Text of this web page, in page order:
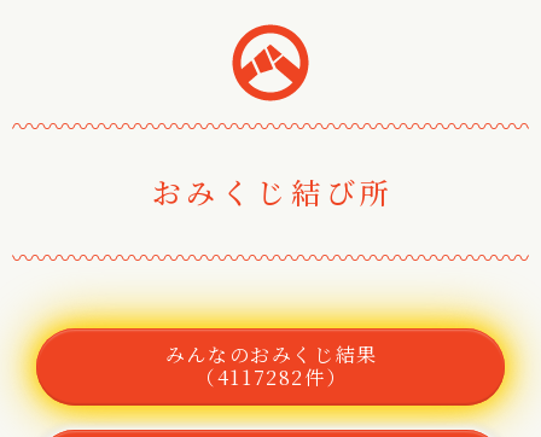
〰〰〰〰〰〰〰〰〰〰〰〰〰〰〰〰〰〰〰〰〰
おみくじ結び所
〰〰〰〰〰〰〰〰〰〰〰〰〰〰〰〰〰〰〰〰〰
みんなのおみくじ結果
（4117282件）